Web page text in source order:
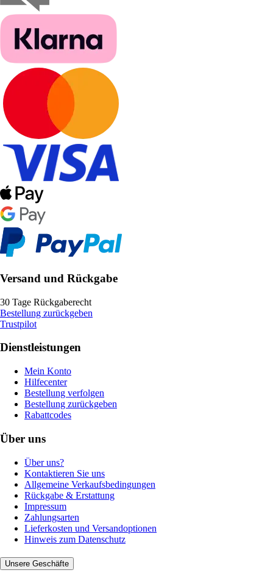
Versand und Rückgabe
30 Tage Rückgaberecht
Bestellung zurückgeben
Trustpilot
Dienstleistungen
Mein Konto
Hilfecenter
Bestellung verfolgen
Bestellung zurückgeben
Rabattcodes
Über uns
Über uns?
Kontaktieren Sie uns
Allgemeine Verkaufsbedingungen
Rückgabe & Erstattung
Impressum
Zahlungsarten
Lieferkosten und Versandoptionen
Hinweis zum Datenschutz
Unsere Geschäfte